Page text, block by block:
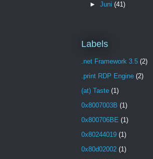
► Juni (41)
Labels
.net Framework 3.5 (2)
.print RDP Engine (2)
(at) Taste (1)
0x8007003B (1)
0x800706BE (1)
0x80244019 (1)
0x80d02002 (1)